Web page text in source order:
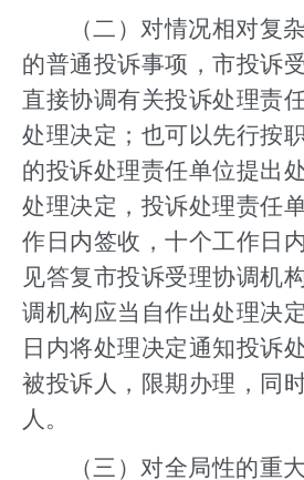
（二）对情况相对复
的普通投诉事项，市投诉
直接协调有关投诉处理责
处理决定；也可以先行按
的投诉处理责任单位提出
处理决定，投诉处理责任
作日内签收，十个工作日
见答复市投诉受理协调机
调机构应当自作出处理决
日内将处理决定通知投诉
被投诉人，限期办理，同
人。
（三）对全局性的重